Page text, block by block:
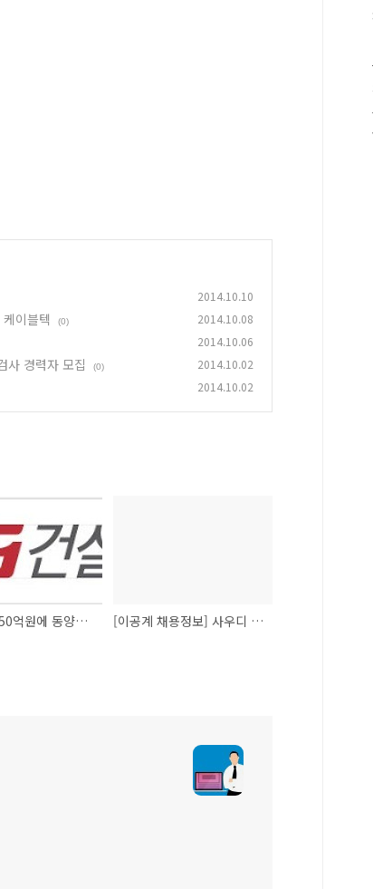
2014.10.10
이블텍 (0) 2014.10.08
2014.10.06
사 경력자 모집 (0) 2014.10.02
2014.10.02
EG건설, 150억원에 동양건설산업 인수 추진 [이공계 채용정보] 사우디 아람코를 노려라 정유 화공 토목 기계 플랜트 검사 경력자 모집